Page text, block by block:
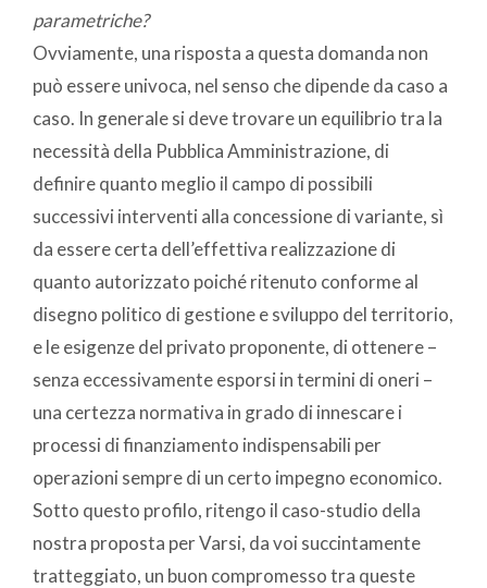
parametriche?
Ovviamente, una risposta a questa domanda non
può essere univoca, nel senso che dipende da caso a
caso. In generale si deve trovare un equilibrio tra la
necessità della Pubblica Amministrazione, di
definire quanto meglio il campo di possibili
successivi interventi alla concessione di variante, sì
da essere certa dell’effettiva realizzazione di
quanto autorizzato poiché ritenuto conforme al
disegno politico di gestione e sviluppo del territorio,
e le esigenze del privato proponente, di ottenere –
senza eccessivamente esporsi in termini di oneri –
una certezza normativa in grado di innescare i
processi di finanziamento indispensabili per
operazioni sempre di un certo impegno economico.
Sotto questo profilo, ritengo il caso-studio della
nostra proposta per Varsi, da voi succintamente
tratteggiato, un buon compromesso tra queste